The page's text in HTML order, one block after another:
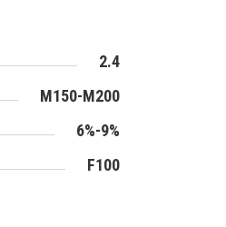
2.4
M150-M200
6%-9%
F100